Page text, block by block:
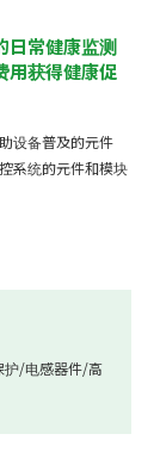
日常健康监测
用获得健康促
设备普及的元件
系统的元件和模块
护/电感器件/高